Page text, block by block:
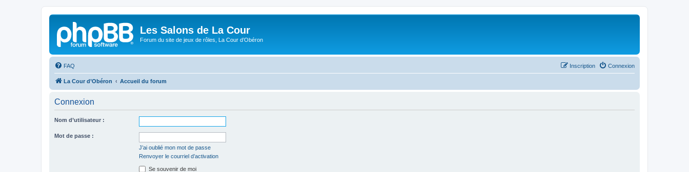
Les Salons de La Cour
Forum du site de jeux de rôles, La Cour d’Obéron
FAQ Connexion
Inscription
La Cour d’Obéron Accueil du forum
Connexion
Nom d’utilisateur :
Mot de passe :
J’ai oublié mon mot de passe
Renvoyer le courriel d’activation
Se souvenir de moi